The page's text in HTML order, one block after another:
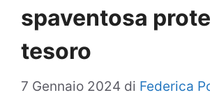
spaventosa
tesoro
7 Gennaio 2024 di Federica